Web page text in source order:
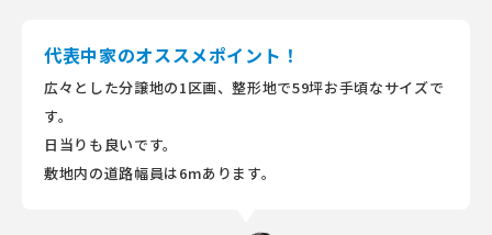
代表中家のオススメポイント！
広々とした分譲地の1区画、整形地で59坪お手頃なサイズで
す。
日当りも良いです。
敷地内の道路幅員は6mあります。